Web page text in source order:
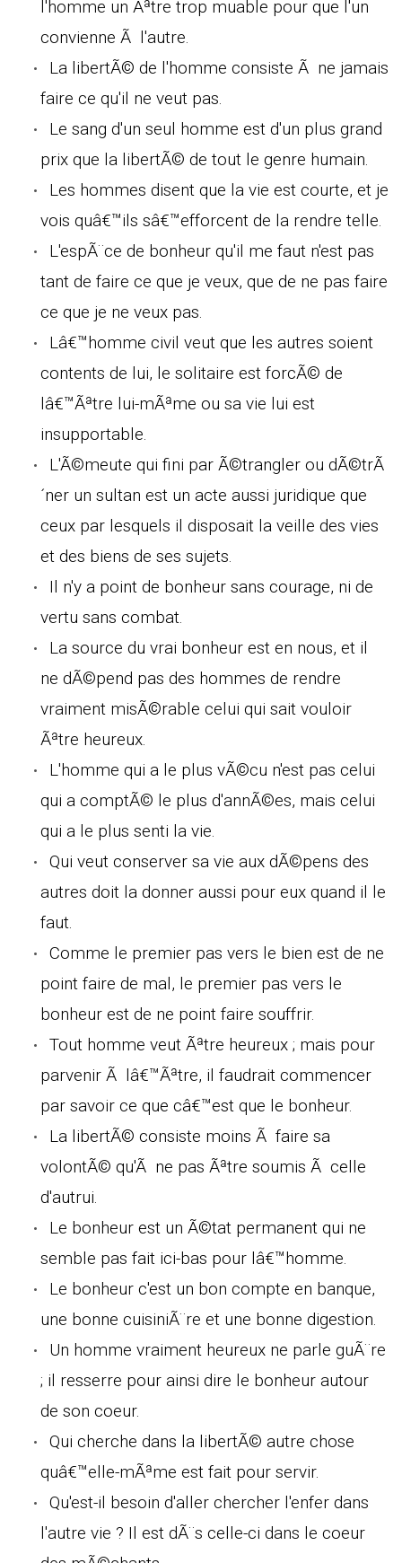
l'homme un Ãªtre trop muable pour que l'un
convienne Ã l'autre.
La libertÃ© de l'homme consiste Ã ne jamais
faire ce qu'il ne veut pas.
Le sang d'un seul homme est d'un plus grand
prix que la libertÃ© de tout le genre humain.
Les hommes disent que la vie est courte, et je
vois quâ€™ils sâ€™efforcent de la rendre telle.
L'espÃ¨ce de bonheur qu'il me faut n'est pas
tant de faire ce que je veux, que de ne pas faire
ce que je ne veux pas.
Lâ€™homme civil veut que les autres soient
contents de lui, le solitaire est forcÃ© de
lâ€™Ãªtre lui-mÃªme ou sa vie lui est
insupportable.
L'Ã©meute qui fini par Ã©trangler ou dÃ©trÃ
´ner un sultan est un acte aussi juridique que
ceux par lesquels il disposait la veille des vies
et des biens de ses sujets.
Il n'y a point de bonheur sans courage, ni de
vertu sans combat.
La source du vrai bonheur est en nous, et il
ne dÃ©pend pas des hommes de rendre
vraiment misÃ©rable celui qui sait vouloir
Ãªtre heureux.
L'homme qui a le plus vÃ©cu n'est pas celui
qui a comptÃ© le plus d'annÃ©es, mais celui
qui a le plus senti la vie.
Qui veut conserver sa vie aux dÃ©pens des
autres doit la donner aussi pour eux quand il le
faut.
Comme le premier pas vers le bien est de ne
point faire de mal, le premier pas vers le
bonheur est de ne point faire souffrir.
Tout homme veut Ãªtre heureux ; mais pour
parvenir Ã lâ€™Ãªtre, il faudrait commencer
par savoir ce que câ€™est que le bonheur.
La libertÃ© consiste moins Ã faire sa
volontÃ© qu'Ã ne pas Ãªtre soumis Ã celle
d'autrui.
Le bonheur est un Ã©tat permanent qui ne
semble pas fait ici-bas pour lâ€™homme.
Le bonheur c'est un bon compte en banque,
une bonne cuisiniÃ¨re et une bonne digestion.
Un homme vraiment heureux ne parle guÃ¨re
; il resserre pour ainsi dire le bonheur autour
de son coeur.
Qui cherche dans la libertÃ© autre chose
quâ€™elle-mÃªme est fait pour servir.
Qu'est-il besoin d'aller chercher l'enfer dans
l'autre vie ? Il est dÃ¨s celle-ci dans le coeur